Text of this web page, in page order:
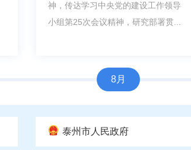
神，传达学习中央党的建设工作领导
小组第25次会议精神，研究部署贯...
8月
泰州市人民政府